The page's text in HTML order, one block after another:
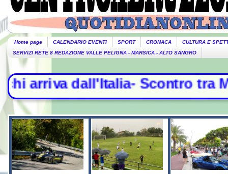
Home page CALENDARIO EVENTI SPORT CRONACA
CULTURA E
SERVIZI RETE 8 REDAZIONE VALLE PELIGNA - MARSICA - ALTO SANGRO
Scontro tra